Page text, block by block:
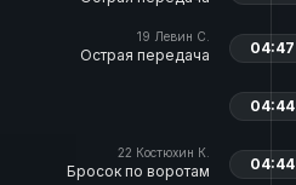
19 Левин С.
Острая передача 04:47
04:44
22 Костюхин К.
Бросок по воротам 04:44